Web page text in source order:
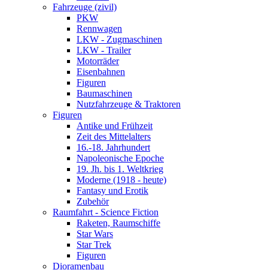
Fahrzeuge (zivil)
PKW
Rennwagen
LKW - Zugmaschinen
LKW - Trailer
Motorräder
Eisenbahnen
Figuren
Baumaschinen
Nutzfahrzeuge & Traktoren
Figuren
Antike und Frühzeit
Zeit des Mittelalters
16.-18. Jahrhundert
Napoleonische Epoche
19. Jh. bis 1. Weltkrieg
Moderne (1918 - heute)
Fantasy und Erotik
Zubehör
Raumfahrt - Science Fiction
Raketen, Raumschiffe
Star Wars
Star Trek
Figuren
Dioramenbau